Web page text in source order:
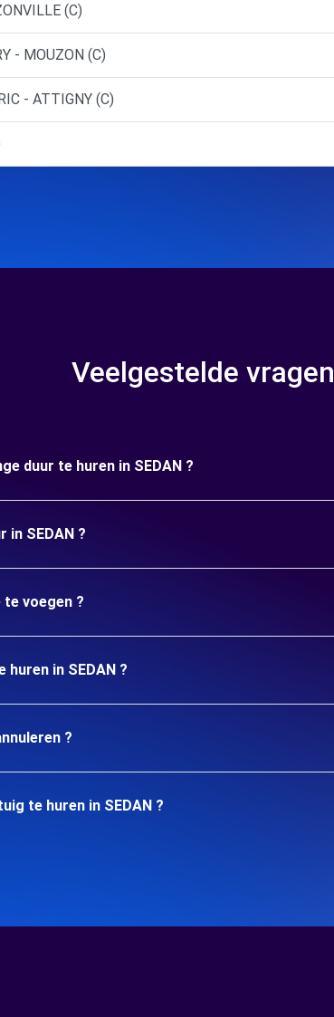
(C)
- MOUZON (C)
- ATTIGNY (C)
Veelgestelde vragen
duur te huren in SEDAN ?
in SEDAN ?
voegen ?
in SEDAN ?
?
te huren in SEDAN ?